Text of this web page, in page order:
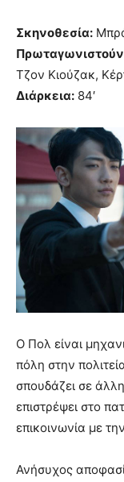
Σκηνοθεσία:
Τζον Κιούζακ,
Διάρκεια: 84′
Ο Πολ είναι
πόλη στην
σπουδάζει σε
επιστρέψει στο
επικοινωνία με
Ανήσυχος